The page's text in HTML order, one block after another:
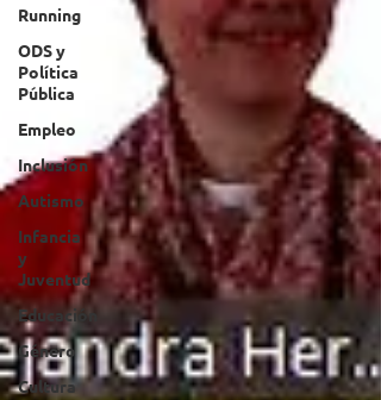
Running
ODS y
Política
Pública
Empleo
Inclusión
Autismo
Infancia
y
Juventud
Educación
Género
Cultura